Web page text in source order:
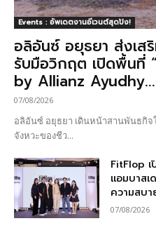
Events : อัพเดตงานอีเวนต์สุดปัง!
อลิอันซ์ อยุธยา ส่งเส
รับมือวิกฤต เปิดพื้นที่
by Allianz Ayudhy...
07/08/2026
อลิอันซ์ อยุธยา เดินหน้าสานพันธกิจ
จังหวะของชีว...
FitFlop
แอมบาส
ความสบา
07/08/2026